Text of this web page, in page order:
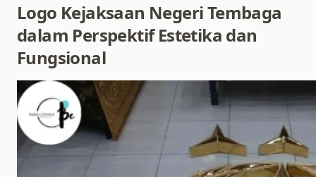
Logo Kejaksaan Negeri Tembaga
dalam Perspektif Estetika dan
Fungsional